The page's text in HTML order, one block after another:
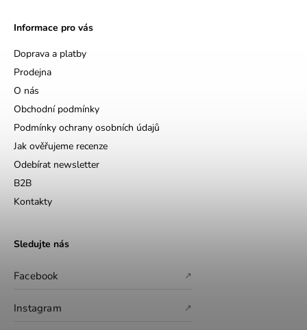
Informace pro vás
Doprava a platby
Prodejna
O nás
Obchodní podmínky
Podmínky ochrany osobních údajů
Jak ověřujeme recenze
Odebírat newsletter
B2B
Kontakty
Sledujte nás
Facebook ↗
Instagram ↗